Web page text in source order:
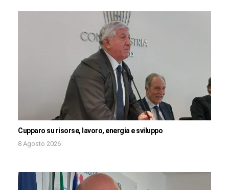
Cupparo su risorse, lavoro, energia e sviluppo
8 Agosto 2026